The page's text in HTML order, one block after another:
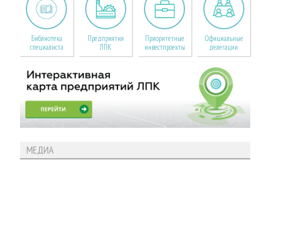
Библиотека
специалиста
Предприятия
ЛПК
Приоритетные
инвестпроекты
Официальные
делегации
МЕДИА